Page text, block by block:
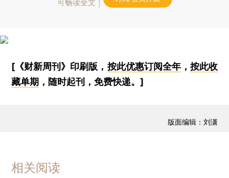
可畅读全文
[《财新周刊》印刷版， 按此优惠订阅全年， 按此收
藏单期 ，随时起刊，免费快递。]
版面编辑：刘潇
相关阅读